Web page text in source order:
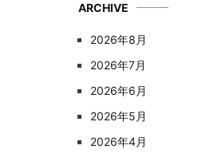
ARCHIVE
2026年8月
2026年7月
2026年6月
2026年5月
2026年4月